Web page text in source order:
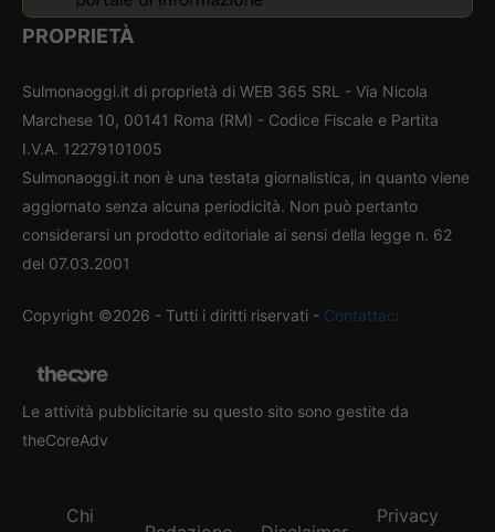
PROPRIETÀ
Sulmonaoggi.it di proprietà di WEB 365 SRL - Via Nicola
Marchese 10, 00141 Roma (RM) - Codice Fiscale e Partita
I.V.A. 12279101005
Sulmonaoggi.it non è una testata giornalistica, in quanto viene
aggiornato senza alcuna periodicità. Non può pertanto
considerarsi un prodotto editoriale ai sensi della legge n. 62
del 07.03.2001
Copyright ©2026 - Tutti i diritti riservati - Contattaci
Le attività pubblicitarie su questo sito sono gestite da
theCoreAdv
Chi Privacy